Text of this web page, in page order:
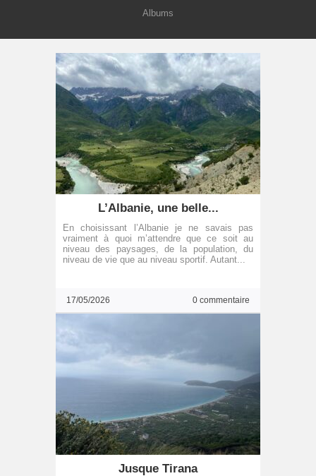
Albums
L’Albanie, une belle...
En choisissant l’Albanie je ne savais pas
vraiment à quoi m’attendre que ce soit au
niveau des paysages, de la population, du
niveau de vie que au niveau sportif. Autant...
17/05/2026 0 commentaire
Jusque Tirana